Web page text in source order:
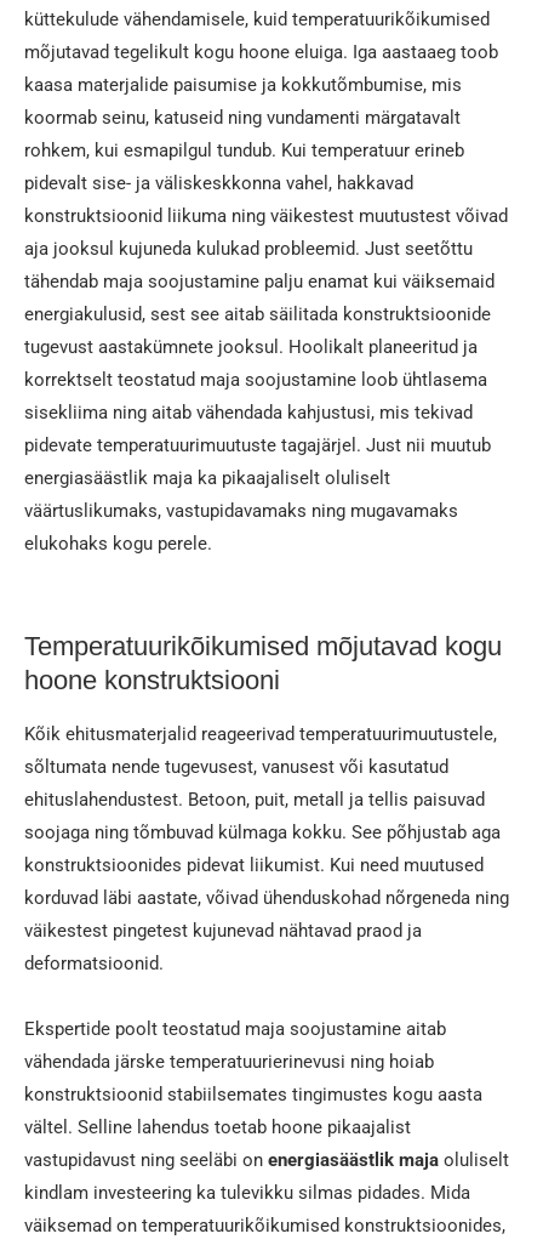
küttekulude vähendamisele, kuid temperatuurikõikumised
mõjutavad tegelikult kogu hoone eluiga. Iga aastaaeg toob
kaasa materjalide paisumise ja kokkutõmbumise, mis
koormab seinu, katuseid ning vundamenti märgatavalt
rohkem, kui esmapilgul tundub. Kui temperatuur erineb
pidevalt sise- ja väliskeskkonna vahel, hakkavad
konstruktsioonid liikuma ning väikestest muutustest võivad
aja jooksul kujuneda kulukad probleemid. Just seetõttu
tähendab maja soojustamine palju enamat kui väiksemaid
energiakulusid, sest see aitab säilitada konstruktsioonide
tugevust aastakümnete jooksul. Hoolikalt planeeritud ja
korrektselt teostatud maja soojustamine loob ühtlasema
sisekliima ning aitab vähendada kahjustusi, mis tekivad
pidevate temperatuurimuutuste tagajärjel. Just nii muutub
energiasäästlik maja ka pikaajaliselt oluliselt
väärtuslikumaks, vastupidavamaks ning mugavamaks
elukohaks kogu perele.
Temperatuurikõikumised mõjutavad kogu
hoone konstruktsiooni
Kõik ehitusmaterjalid reageerivad temperatuurimuutustele,
sõltumata nende tugevusest, vanusest või kasutatud
ehituslahendustest. Betoon, puit, metall ja tellis paisuvad
soojaga ning tõmbuvad külmaga kokku. See põhjustab aga
konstruktsioonides pidevat liikumist. Kui need muutused
korduvad läbi aastate, võivad ühenduskohad nõrgeneda ning
väikestest pingetest kujunevad nähtavad praod ja
deformatsioonid.
Ekspertide poolt teostatud maja soojustamine aitab
vähendada järske temperatuurierinevusi ning hoiab
konstruktsioonid stabiilsemates tingimustes kogu aasta
vältel. Selline lahendus toetab hoone pikaajalist
vastupidavust ning seeläbi on energiasäästlik maja oluliselt
kindlam investeering ka tulevikku silmas pidades. Mida
väiksemad on temperatuurikõikumised konstruktsioonides,